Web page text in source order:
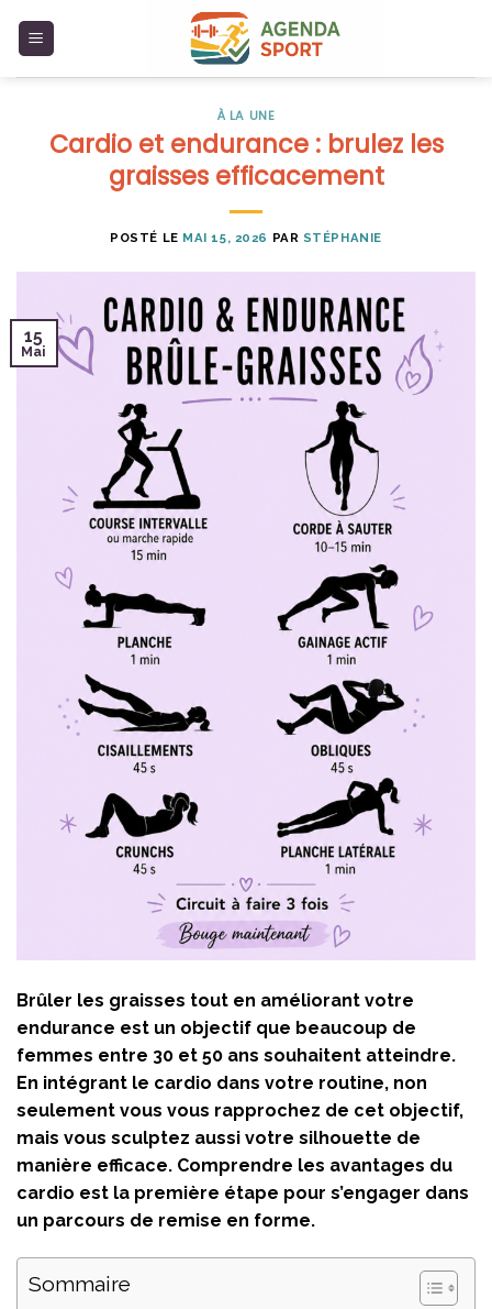
À LA UNE
Cardio et endurance : brulez les
graisses efficacement
POSTÉ LE MAI 15, 2026 PAR STÉPHANIE
15
Mai
Brûler les graisses tout en améliorant votre
endurance est un objectif que beaucoup de
femmes entre 30 et 50 ans souhaitent atteindre.
En intégrant le cardio dans votre routine, non
seulement vous vous rapprochez de cet objectif,
mais vous sculptez aussi votre silhouette de
manière efficace. Comprendre les avantages du
cardio est la première étape pour s’engager dans
un parcours de remise en forme.
Sommaire